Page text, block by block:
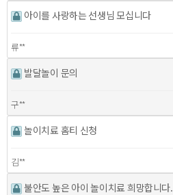
아이를 사랑하는 선생님 모십니다
류**
발달놀이 문의
구**
놀이치료 홈티 신청
김**
불안도 높은 아이 놀이치료 희망합니다.